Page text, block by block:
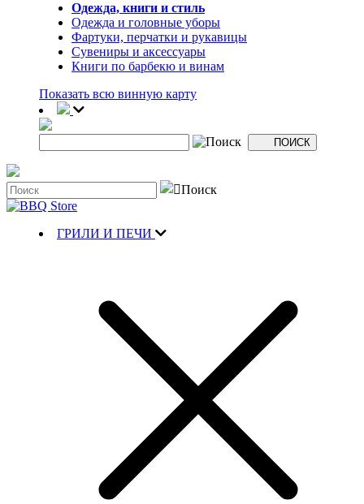
Одежда, книги и стиль
Одежда и головные уборы
Фартуки, перчатки и рукавицы
Сувениры и аксессуары
Книги по барбекю и винам
Показать всю винную карту
ГРИЛИ И ПЕЧИ